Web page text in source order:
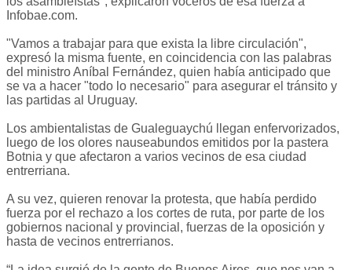
Infobae.com.
"Vamos a trabajar para que exista la libre circulación",
expresó la misma fuente, en coincidencia con las palabras
del ministro Aníbal Fernández, quien había anticipado que
se va a hacer "todo lo necesario" para asegurar el tránsito y
las partidas al Uruguay.
Los ambientalistas de Gualeguaychú llegan enfervorizados,
luego de los olores nauseabundos emitidos por la pastera
Botnia y que afectaron a varios vecinos de esa ciudad
entrerriana.
A su vez, quieren renovar la protesta, que había perdido
fuerza por el rechazo a los cortes de ruta, por parte de los
gobiernos nacional y provincial, fuerzas de la oposición y
hasta de vecinos entrerrianos.